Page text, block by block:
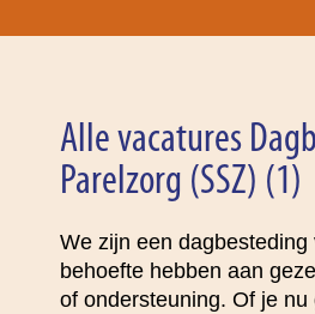
Alle vacatures
Parelzorg (SSZ) (1)
We zijn een
behoefte hebben aan
of ondersteuning. Of je nu